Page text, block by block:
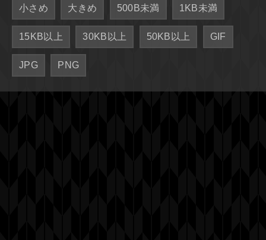
小さめ 大きめ 500B未満 1KB未満
15KB以上 30KB以上 50KB以上 GIF
JPG PNG